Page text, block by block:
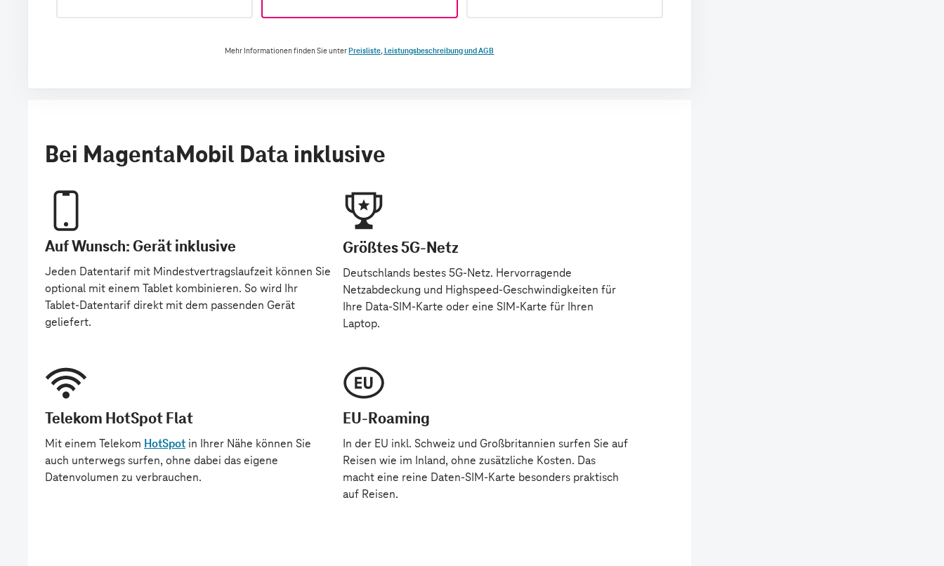
Mehr Informationen finden Sie unterPreisliste, Leistungsbeschreibung und AGB